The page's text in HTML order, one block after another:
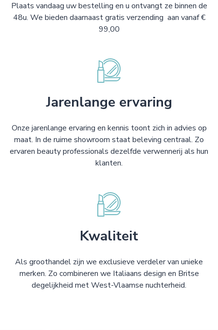
Plaats vandaag uw bestelling en u ontvangt ze binnen de
48u. We bieden daarnaast gratis verzending aan vanaf €
99,00
Jarenlange ervaring
Onze jarenlange ervaring en kennis toont zich in advies op
maat. In de ruime showroom staat beleving centraal. Zo
ervaren beauty professionals dezelfde verwennerij als hun
klanten.
Kwaliteit
Als groothandel zijn we exclusieve verdeler van unieke
merken. Zo combineren we Italiaans design en Britse
degelijkheid met West-Vlaamse nuchterheid.